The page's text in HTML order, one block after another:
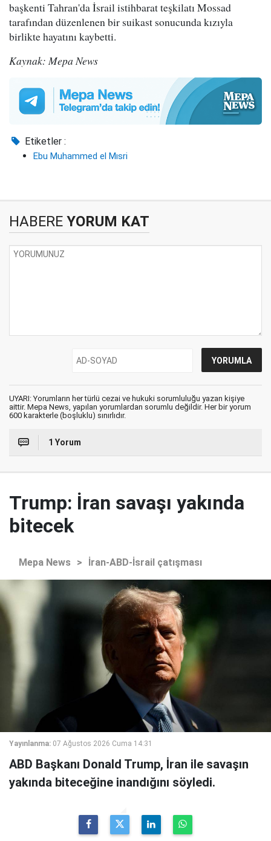
başkenti Tahran'da İsrail istihbarat teşkilatı Mossad
tarafından düzenlenen bir suikast sonucunda kızıyla
birlikte hayatını kaybetti.
Kaynak: Mepa News
Etiketler :
Ebu Muhammed el Mısri
HABERE YORUM KAT
UYARI: Yorumların her türlü cezai ve hukuki sorumluluğu yazan kişiye
aittir. Mepa News, yapılan yorumlardan sorumlu değildir. Her bir yorum
600 karakterle (boşluklu) sınırlıdır.
1 Yorum
Trump: İran savaşı yakında
bitecek
Mepa News > İran-ABD-İsrail çatışması
Yayınlanma: 07 Ağustos 2026 Cuma 14:31
ABD Başkanı Donald Trump, İran ile savaşın
yakında biteceğine inandığını söyledi.